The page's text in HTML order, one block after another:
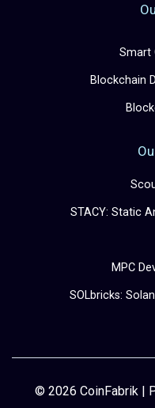
Smart
Blockchain
STACY: Static
MPC
SOLbricks:
© 2026 CoinFabrik |